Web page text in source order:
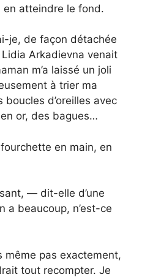
en atteindre le fond.
je, de façon détachée
Arkadievna venait
m’a laissé un joli
à trier ma
d’oreilles avec
or, des bagues…
en main, en
— dit-elle d’une
a beaucoup, n’est-ce
pas exactement,
tout recompter. Je